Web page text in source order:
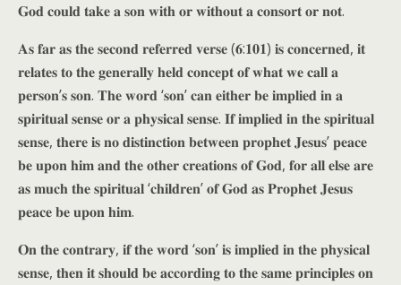
𝐆𝐨𝐝 𝐜𝐨𝐮𝐥𝐝 𝐭𝐚𝐤𝐞 𝐚 𝐬𝐨𝐧 𝐰𝐢𝐭𝐡 𝐨𝐫 𝐰𝐢𝐭𝐡𝐨𝐮𝐭 𝐚 𝐜𝐨𝐧𝐬𝐨𝐫𝐭 𝐨𝐫 𝐧𝐨𝐭.
𝐀𝐬 𝐟𝐚𝐫 𝐚𝐬 𝐭𝐡𝐞 𝐬𝐞𝐜𝐨𝐧𝐝 𝐫𝐞𝐟𝐞𝐫𝐫𝐞𝐝 𝐯𝐞𝐫𝐬𝐞 (𝟔:𝟏𝟎𝟏) 𝐢𝐬 𝐜𝐨𝐧𝐜𝐞𝐫𝐧𝐞𝐝, 𝐢𝐭
𝐫𝐞𝐥𝐚𝐭𝐞𝐬 𝐭𝐨 𝐭𝐡𝐞 𝐠𝐞𝐧𝐞𝐫𝐚𝐥𝐥𝐲 𝐡𝐞𝐥𝐝 𝐜𝐨𝐧𝐜𝐞𝐩𝐭 𝐨𝐟 𝐰𝐡𝐚𝐭 𝐰𝐞 𝐜𝐚𝐥𝐥 𝐚
𝐩𝐞𝐫𝐬𝐨𝐧’𝐬 𝐬𝐨𝐧. 𝐓𝐡𝐞 𝐰𝐨𝐫𝐝 ‘𝐬𝐨𝐧’ 𝐜𝐚𝐧 𝐞𝐢𝐭𝐡𝐞𝐫 𝐛𝐞 𝐢𝐦𝐩𝐥𝐢𝐞𝐝 𝐢𝐧 𝐚
𝐬𝐩𝐢𝐫𝐢𝐭𝐮𝐚𝐥 𝐬𝐞𝐧𝐬𝐞 𝐨𝐫 𝐚 𝐩𝐡𝐲𝐬𝐢𝐜𝐚𝐥 𝐬𝐞𝐧𝐬𝐞. 𝐈𝐟 𝐢𝐦𝐩𝐥𝐢𝐞𝐝 𝐢𝐧 𝐭𝐡𝐞 𝐬𝐩𝐢𝐫𝐢𝐭𝐮𝐚𝐥
𝐬𝐞𝐧𝐬𝐞, 𝐭𝐡𝐞𝐫𝐞 𝐢𝐬 𝐧𝐨 𝐝𝐢𝐬𝐭𝐢𝐧𝐜𝐭𝐢𝐨𝐧 𝐛𝐞𝐭𝐰𝐞𝐞𝐧 𝐩𝐫𝐨𝐩𝐡𝐞𝐭 𝐉𝐞𝐬𝐮𝐬’ 𝐩𝐞𝐚𝐜𝐞
𝐛𝐞 𝐮𝐩𝐨𝐧 𝐡𝐢𝐦 𝐚𝐧𝐝 𝐭𝐡𝐞 𝐨𝐭𝐡𝐞𝐫 𝐜𝐫𝐞𝐚𝐭𝐢𝐨𝐧𝐬 𝐨𝐟 𝐆𝐨𝐝, 𝐟𝐨𝐫 𝐚𝐥𝐥 𝐞𝐥𝐬𝐞 𝐚𝐫𝐞
𝐚𝐬 𝐦𝐮𝐜𝐡 𝐭𝐡𝐞 𝐬𝐩𝐢𝐫𝐢𝐭𝐮𝐚𝐥 ‘𝐜𝐡𝐢𝐥𝐝𝐫𝐞𝐧’ 𝐨𝐟 𝐆𝐨𝐝 𝐚𝐬 𝐏𝐫𝐨𝐩𝐡𝐞𝐭 𝐉𝐞𝐬𝐮𝐬
𝐩𝐞𝐚𝐜𝐞 𝐛𝐞 𝐮𝐩𝐨𝐧 𝐡𝐢𝐦.
𝐎𝐧 𝐭𝐡𝐞 𝐜𝐨𝐧𝐭𝐫𝐚𝐫𝐲, 𝐢𝐟 𝐭𝐡𝐞 𝐰𝐨𝐫𝐝 ‘𝐬𝐨𝐧’ 𝐢𝐬 𝐢𝐦𝐩𝐥𝐢𝐞𝐝 𝐢𝐧 𝐭𝐡𝐞 𝐩𝐡𝐲𝐬𝐢𝐜𝐚𝐥
𝐬𝐞𝐧𝐬𝐞, 𝐭𝐡𝐞𝐧 𝐢𝐭 𝐬𝐡𝐨𝐮𝐥𝐝 𝐛𝐞 𝐚𝐜𝐜𝐨𝐫𝐝𝐢𝐧𝐠 𝐭𝐨 𝐭𝐡𝐞 𝐬𝐚𝐦𝐞 𝐩𝐫𝐢𝐧𝐜𝐢𝐩𝐥𝐞𝐬 𝐨𝐧